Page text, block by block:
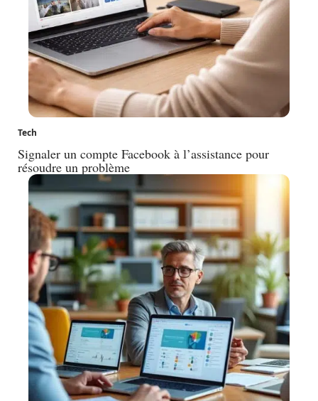
Tech
Signaler un compte Facebook à l’assistance pour
résoudre un problème